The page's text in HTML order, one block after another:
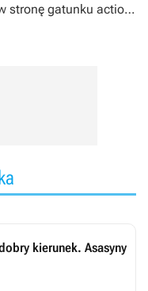
stronę gatunku action
May.
kierunek. Asasyny